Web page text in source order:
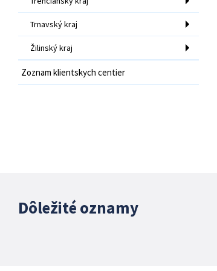
Trnavský kraj
Žilinský kraj
Zoznam klientskych centier
Dôležité oznamy